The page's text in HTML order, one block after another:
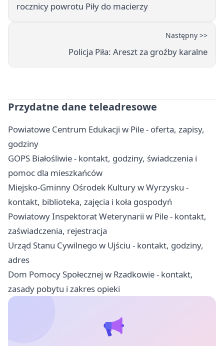
rocznicy powrotu Piły do macierzy
Następny >>
Policja Piła: Areszt za groźby karalne
Przydatne dane teleadresowe
Powiatowe Centrum Edukacji w Pile - oferta, zapisy,
godziny
GOPS Białośliwie - kontakt, godziny, świadczenia i
pomoc dla mieszkańców
Miejsko-Gminny Ośrodek Kultury w Wyrzysku -
kontakt, biblioteka, zajęcia i koła gospodyń
Powiatowy Inspektorat Weterynarii w Pile - kontakt,
zaświadczenia, rejestracja
Urząd Stanu Cywilnego w Ujściu - kontakt, godziny,
adres
Dom Pomocy Społecznej w Rzadkowie - kontakt,
zasady pobytu i zakres opieki